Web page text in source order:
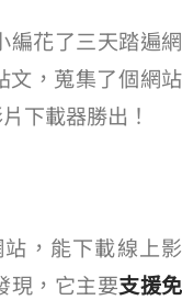
編花了三天踏遍網
文，蒐集了 68 個網站
片下載器勝出！
網站，能下載線上影
現，它主要支援免